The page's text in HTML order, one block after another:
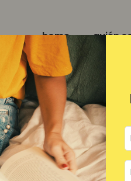
home quién
¡HOLA!